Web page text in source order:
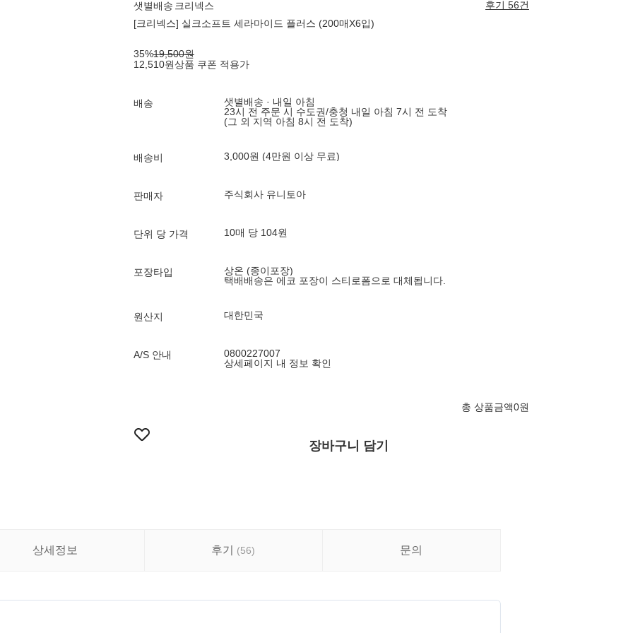
샛별배송 크리넥스
후기 56건
[크리넥스] 실크소프트 세라마이드 플러스 (200매X6입)
35%19,500원
12,510원상품 쿠폰 적용가
배송
샛별배송 · 내일 아침
23시 전 주문 시 수도권/충청 내일 아침 7시 전 도착
(그 외 지역 아침 8시 전 도착)
배송비 3,000원 (4만원 이상 무료)
판매자 주식회사 유니토아
단위 당 가격 10매 당 104원
포장타입
상온 (종이포장)
택배배송은 에코 포장이 스티로폼으로 대체됩니다.
원산지 대한민국
A/S 안내
0800227007
상세페이지 내 정보 확인
총 상품금액0원
장바구니 담기
상세정보 후기 (56) 문의